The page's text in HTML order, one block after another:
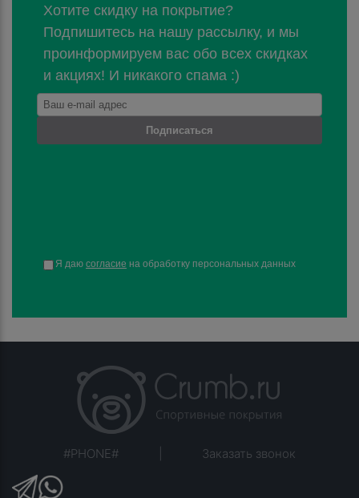
Хотите скидку на покрытие?
Подпишитесь на нашу рассылку, и мы
проинформируем вас обо всех скидках
и акциях! И никакого спама :)
Подписаться
Я даю согласие на обработку персональных данных
#PHONE# Заказать звонок